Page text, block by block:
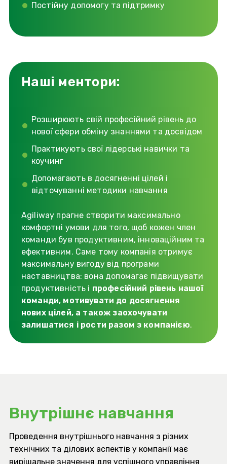
Постійну допомогу та підтримку
Наші ментори:
Розширюють свій професійний рівень до
нової сфери обміну знаннями та досвідом
Практикують свої лідерські навички та
коучинг
Допомагають в досягненні цілей і
відточуванні методики навчання
Agiliway прагне створити максимально
комфортні умови для того, щоб кожен член
команди був продуктивним, інноваційним та
ефективним. Саме тому компанія отримує
максимальну вигоду від програми
наставництва: вона допомагає підвищувати
продуктивність і професійний рівень нашої
команди, мотивувати до досягнення
нових цілей, а також заохочувати
залишатися і рости разом з компанією.
Внутрішнє навчання
Проведення внутрішнього навчання з різних
технічних та ділових аспектів у компанії має
вирішальне значення для успішного управління